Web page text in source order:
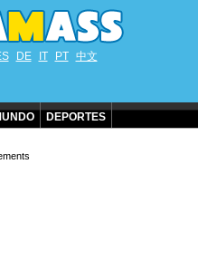
DE IT PT 中文
DEPORTES